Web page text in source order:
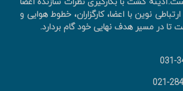
گشت با بکارگیری نظرات سازنده اعضا
نوین با اعضا، کارگزاران، خطوط هوایی و
تا در مسیر هدف نهایی خود گام بردارد.